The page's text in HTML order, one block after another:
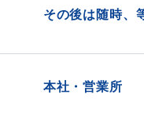
その後は随時、
本社・営業所